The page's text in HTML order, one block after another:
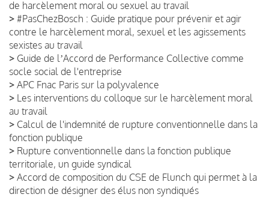
de harcèlement moral ou sexuel au travail
> #PasChezBosch : Guide pratique pour prévenir et agir
contre le harcèlement moral, sexuel et les agissements
sexistes au travail
> Guide de lʼAccord de Performance Collective comme
socle social de l'entreprise
> APC Fnac Paris sur la polyvalence
> Les interventions du colloque sur le harcèlement moral
au travail
> Calcul de l'indemnité de rupture conventionnelle dans la
fonction publique
> Rupture conventionnelle dans la fonction publique
territoriale, un guide syndical
> Accord de composition du CSE de Flunch qui permet à la
direction de désigner des élus non syndiqués